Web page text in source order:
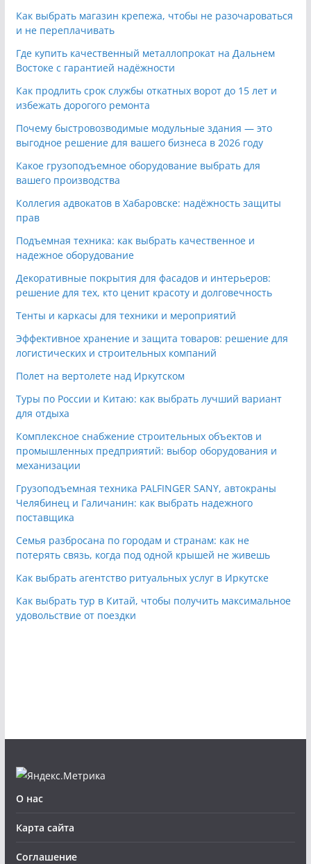
Как выбрать магазин крепежа, чтобы не разочароваться
и не переплачивать
Где купить качественный металлопрокат на Дальнем
Востоке с гарантией надёжности
Как продлить срок службы откатных ворот до 15 лет и
избежать дорогого ремонта
Почему быстровозводимые модульные здания — это
выгодное решение для вашего бизнеса в 2026 году
Какое грузоподъемное оборудование выбрать для
вашего производства
Коллегия адвокатов в Хабаровске: надёжность защиты
прав
Подъемная техника: как выбрать качественное и
надежное оборудование
Декоративные покрытия для фасадов и интерьеров:
решение для тех, кто ценит красоту и долговечность
Тенты и каркасы для техники и мероприятий
Эффективное хранение и защита товаров: решение для
логистических и строительных компаний
Полет на вертолете над Иркутском
Туры по России и Китаю: как выбрать лучший вариант
для отдыха
Комплексное снабжение строительных объектов и
промышленных предприятий: выбор оборудования и
механизации
Грузоподъемная техника PALFINGER SANY, автокраны
Челябинец и Галичанин: как выбрать надежного
поставщика
Семья разбросана по городам и странам: как не
потерять связь, когда под одной крышей не живешь
Как выбрать агентство ритуальных услуг в Иркутске
Как выбрать тур в Китай, чтобы получить максимальное
удовольствие от поездки
О нас
Карта сайта
Соглашение